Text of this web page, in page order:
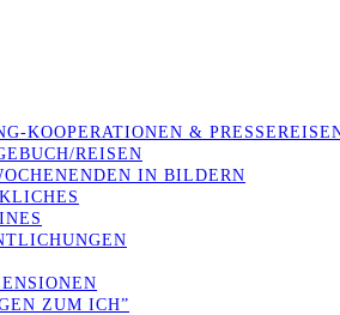
KOOPERATIONEN &
REISEN
IN BILDERN
ZUM ICH”